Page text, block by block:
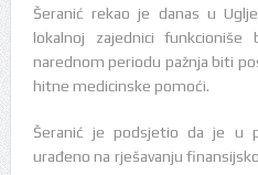
Šeranić rekao je danas u
lokalnoj zajednici
narednom periodu pažnja biti
hitne medicinske pomoći.
Šeranić je podsjetio da je u
urađeno na rješavanju